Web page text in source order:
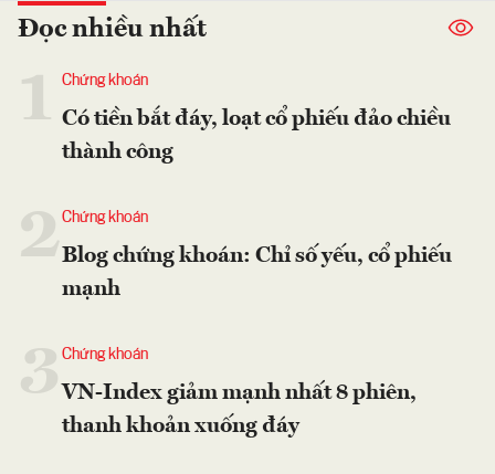
Đọc nhiều nhất
Chứng khoán
Có tiền bắt đáy, loạt cổ phiếu đảo chiều
thành công
2Chứng khoán
Blog chứng khoán: Chỉ số yếu, cổ phiếu
mạnh
Chứng khoán
VN-Index giảm mạnh nhất 8 phiên,
thanh khoản xuống đáy